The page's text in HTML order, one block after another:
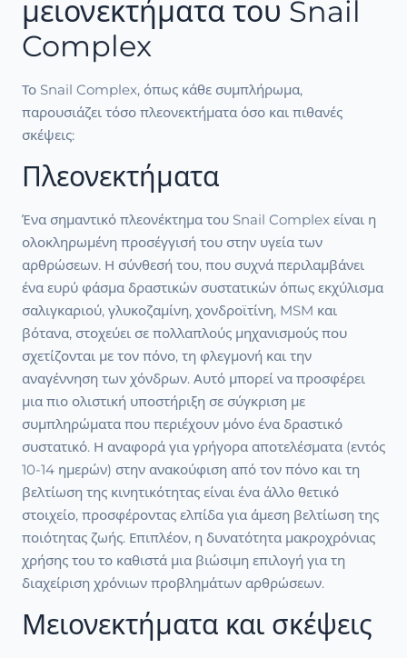
μειονεκτήματα του Snail
Complex
Το Snail Complex, όπως κάθε συμπλήρωμα,
παρουσιάζει τόσο πλεονεκτήματα όσο και πιθανές
σκέψεις:
Πλεονεκτήματα
Ένα σημαντικό πλεονέκτημα του Snail Complex είναι η
ολοκληρωμένη προσέγγισή του στην υγεία των
αρθρώσεων. Η σύνθεσή του, που συχνά περιλαμβάνει
ένα ευρύ φάσμα δραστικών συστατικών όπως εκχύλισμα
σαλιγκαριού, γλυκοζαμίνη, χονδροϊτίνη, MSM και
βότανα, στοχεύει σε πολλαπλούς μηχανισμούς που
σχετίζονται με τον πόνο, τη φλεγμονή και την
αναγέννηση των χόνδρων. Αυτό μπορεί να προσφέρει
μια πιο ολιστική υποστήριξη σε σύγκριση με
συμπληρώματα που περιέχουν μόνο ένα δραστικό
συστατικό. Η αναφορά για γρήγορα αποτελέσματα (εντός
10-14 ημερών) στην ανακούφιση από τον πόνο και τη
βελτίωση της κινητικότητας είναι ένα άλλο θετικό
στοιχείο, προσφέροντας ελπίδα για άμεση βελτίωση της
ποιότητας ζωής. Επιπλέον, η δυνατότητα μακροχρόνιας
χρήσης του το καθιστά μια βιώσιμη επιλογή για τη
διαχείριση χρόνιων προβλημάτων αρθρώσεων.
Μειονεκτήματα και σκέψεις